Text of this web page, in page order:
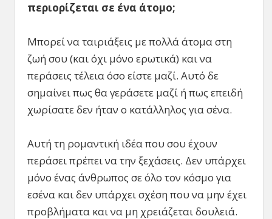
περιορίζεται σε ένα άτομο;
Μπορεί να ταιριάξεις με πολλά άτομα στη
ζωή σου (και όχι μόνο ερωτικά) και να
περάσεις τέλεια όσο είστε μαζί. Αυτό δε
σημαίνει πως θα γεράσετε μαζί ή πως επειδή
χωρίσατε δεν ήταν ο κατάλληλος για σένα.
Αυτή τη ρομαντική ιδέα που σου έχουν
περάσει πρέπει να την ξεχάσεις. Δεν υπάρχει
μόνο ένας άνθρωπος σε όλο τον κόσμο για
εσένα και δεν υπάρχει σχέση που να μην έχει
προβλήματα και να μη χρειάζεται δουλειά.